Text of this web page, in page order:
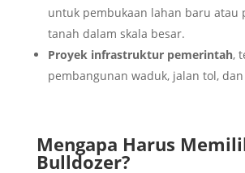
untuk pembukaan lahan baru atau
tanah dalam skala besar.
Proyek infrastruktur pemerintah,
pembangunan waduk, jalan tol,
Mengapa Harus
Bulldozer?